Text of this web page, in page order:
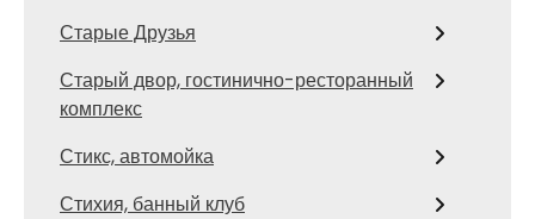
Старые Друзья
Старый двор, гостинично-ресторанный
комплекс
Стикс, автомойка
Стихия, банный клуб